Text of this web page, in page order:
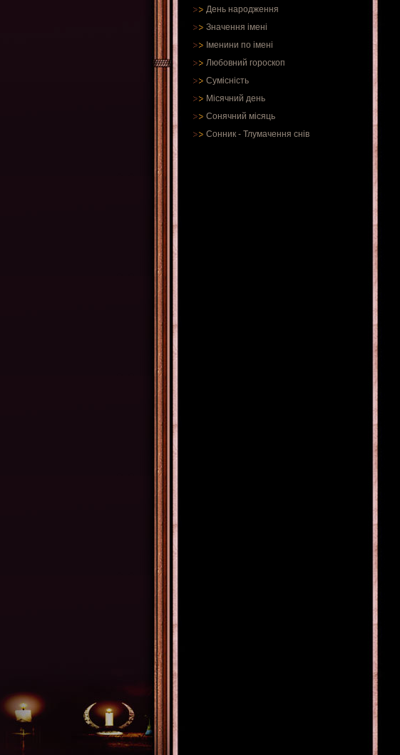
День народження
Значення імені
Іменини по імені
Любовний гороскоп
Сумісність
Місячний день
Сонячний місяць
Сонник - Тлумачення снів